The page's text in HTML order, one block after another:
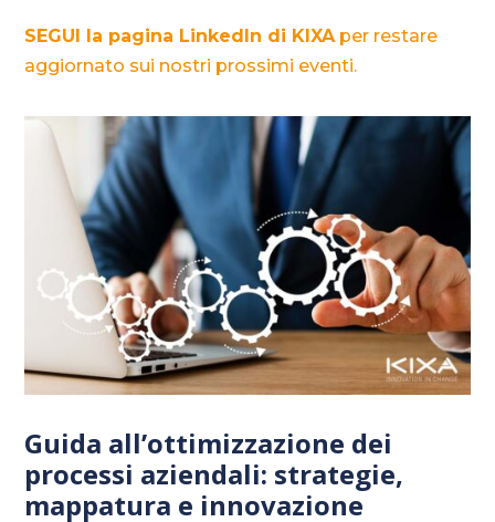
Guida all’ottimizzazione dei
processi aziendali: strategie,
mappatura e innovazione
SEGUI la pagina LinkedIn di KIXAper restare
aggiornato sui nostri prossimi eventi.